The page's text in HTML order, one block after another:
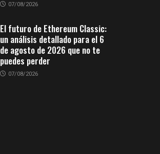
07/08/2026
El futuro de Ethereum Classic:
un análisis detallado para el 6
de agosto de 2026 que no te
puedes perder
07/08/2026